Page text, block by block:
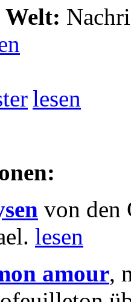
Welt:
lesen
von den
lesen
amour,